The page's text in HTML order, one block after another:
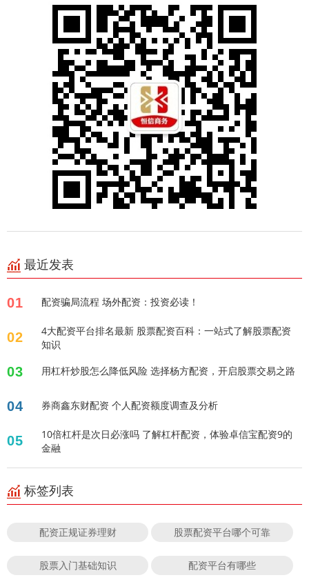
最近发表
01 配资骗局流程 场外配资：投资必读！
02
4大配资平台排名最新 股票配资百科：一站式了解股票配资
知识
03 用杠杆炒股怎么降低风险 选择杨方配资，开启股票交易之路
04 券商鑫东财配资 个人配资额度调查及分析
05
10倍杠杆是次日必涨吗 了解杠杆配资，体验卓信宝配资9的
金融
标签列表
配资正规证券理财 股票配资平台哪个可靠
股票入门基础知识 配资平台有哪些